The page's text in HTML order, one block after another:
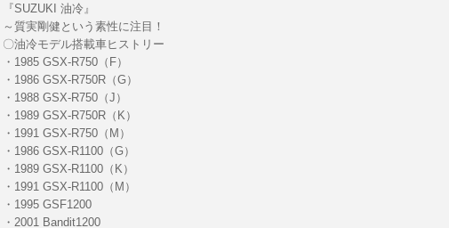
『SUZUKI 油冷』
～質実剛健という素性に注目！
〇油冷モデル搭載車ヒストリー
・1985 GSX-R750（F）
・1986 GSX-R750R（G）
・1988 GSX-R750（J）
・1989 GSX-R750R（K）
・1991 GSX-R750（M）
・1986 GSX-R1100（G）
・1989 GSX-R1100（K）
・1991 GSX-R1100（M）
・1995 GSF1200
・2001 Bandit1200